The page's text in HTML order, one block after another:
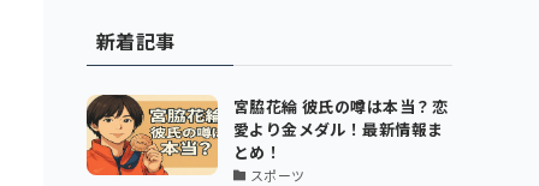
新着記事
宮脇花綸 彼氏の噂は本当？恋
愛より金メダル！最新情報ま
とめ！
スポーツ